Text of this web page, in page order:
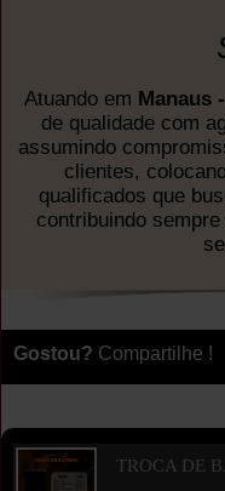
Atuando em Manaus
de qualidade com
assumindo
clientes,
qualificados que
contribuindo
Gostou? Compartilhe !
TROCA DE